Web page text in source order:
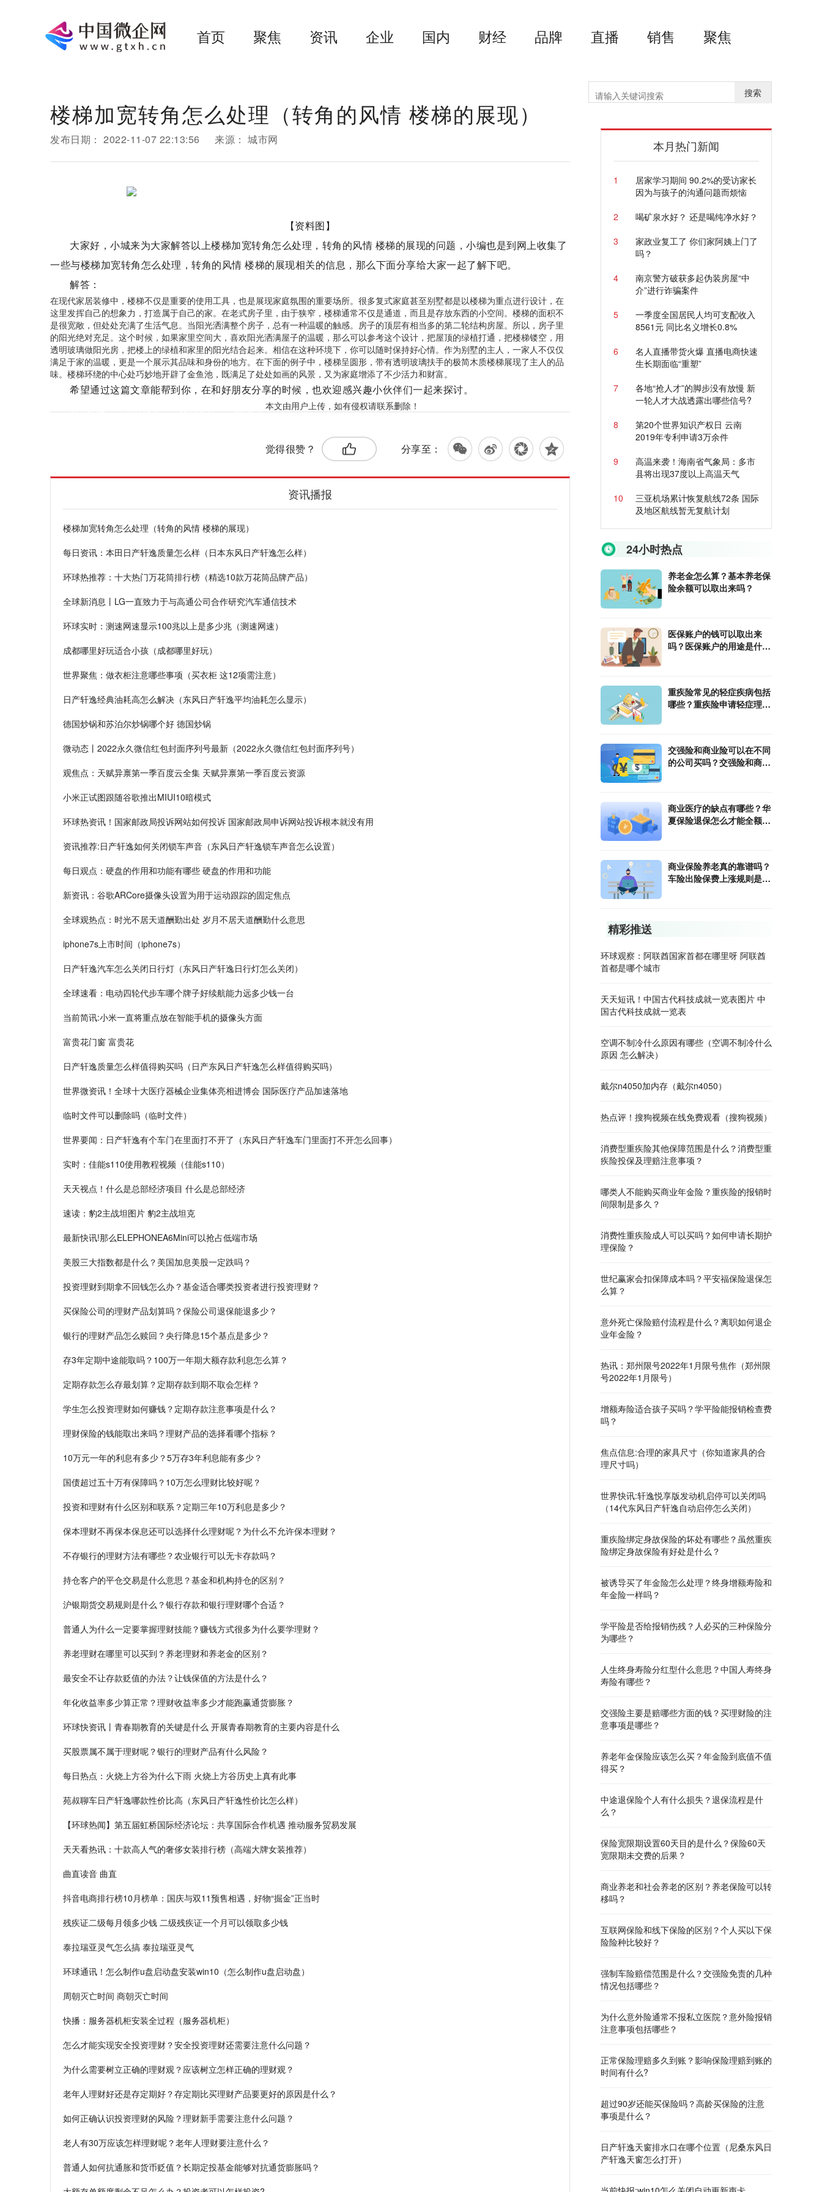
首页 聚焦 资讯 企业 国内 财经 品牌 直播 销售 聚焦
楼梯加宽转角怎么处理（转角的风情 楼梯的展现）
发布日期： 2022-11-07 22:13:56 来源： 城市网
【资料图】
大家好，小城来为大家解答以上楼梯加宽转角怎么处理，转角的风情 楼梯的展现的问题，小编也是到网上收集了
一些与楼梯加宽转角怎么处理，转角的风情 楼梯的展现相关的信息，那么下面分享给大家一起了解下吧。
解答：
在现代家居装修中，楼梯不仅是重要的使用工具，也是展现家庭氛围的重要场所。很多复式家庭甚至别墅都是以楼梯为重点进行设计，在
这里发挥自己的想象力，打造属于自己的家。在老式房子里，由于狭窄，楼梯通常不仅是通道，而且是存放东西的小空间。楼梯的面积不
是很宽敞，但处处充满了生活气息。当阳光洒满整个房子，总有一种温暖的触感。房子的顶层有相当多的第二轮结构房屋。所以，房子里
的阳光绝对充足。这个时候，如果家里空间大，喜欢阳光洒满屋子的温暖，那么可以参考这个设计，把屋顶的绿植打通，把楼梯镂空，用
透明玻璃做阳光房，把楼上的绿植和家里的阳光结合起来。相信在这种环境下，你可以随时保持好心情。作为别墅的主人，一家人不仅仅
满足于家的温暖，更是一个展示其品味和身份的地方。在下面的例子中，楼梯呈圆形，带有透明玻璃扶手的极简木质楼梯展现了主人的品
味。楼梯环绕的中心处巧妙地开辟了金鱼池，既满足了处处如画的风景，又为家庭增添了不少活力和财富。
希望通过这篇文章能帮到你，在和好朋友分享的时候，也欢迎感兴趣小伙伴们一起来探讨。
本文由用户上传，如有侵权请联系删除！
标签：
透明玻璃 结合起来 现代家居
觉得很赞？ 分享至：
资讯播报
楼梯加宽转角怎么处理（转角的风情 楼梯的展现）
每日资讯：本田日产轩逸质量怎么样（日本东风日产轩逸怎么样）
环球热推荐：十大热门万花筒排行榜（精选10款万花筒品牌产品）
全球新消息丨LG一直致力于与高通公司合作研究汽车通信技术
环球实时：测速网速显示100兆以上是多少兆（测速网速）
成都哪里好玩适合小孩（成都哪里好玩）
世界聚焦：做衣柜注意哪些事项（买衣柜 这12项需注意）
日产轩逸经典油耗高怎么解决（东风日产轩逸平均油耗怎么显示）
德国炒锅和苏泊尔炒锅哪个好 德国炒锅
微动态丨2022永久微信红包封面序列号最新（2022永久微信红包封面序列号）
观焦点：天赋异禀第一季百度云全集 天赋异禀第一季百度云资源
小米正试图跟随谷歌推出MIUI10暗模式
环球热资讯！国家邮政局投诉网站如何投诉 国家邮政局申诉网站投诉根本就没有用
资讯推荐:日产轩逸如何关闭锁车声音（东风日产轩逸锁车声音怎么设置）
每日观点：硬盘的作用和功能有哪些 硬盘的作用和功能
新资讯：谷歌ARCore摄像头设置为用于运动跟踪的固定焦点
全球观热点：时光不居天道酬勤出处 岁月不居天道酬勤什么意思
iphone7s上市时间（iphone7s）
日产轩逸汽车怎么关闭日行灯（东风日产轩逸日行灯怎么关闭）
全球速看：电动四轮代步车哪个牌子好续航能力远多少钱一台
当前简讯:小米一直将重点放在智能手机的摄像头方面
富贵花门窗 富贵花
日产轩逸质量怎么样值得购买吗（日产东风日产轩逸怎么样值得购买吗）
世界微资讯！全球十大医疗器械企业集体亮相进博会 国际医疗产品加速落地
临时文件可以删除吗（临时文件）
世界要闻：日产轩逸有个车门在里面打不开了（东风日产轩逸车门里面打不开怎么回事）
实时：佳能s110使用教程视频（佳能s110）
天天视点！什么是总部经济项目 什么是总部经济
速读：豹2主战坦图片 豹2主战坦克
最新快讯!那么ELEPHONEA6Mini可以抢占低端市场
美股三大指数都是什么？美国加息美股一定跌吗？
投资理财到期拿不回钱怎么办？基金适合哪类投资者进行投资理财？
买保险公司的理财产品划算吗？保险公司退保能退多少？
银行的理财产品怎么赎回？央行降息15个基点是多少？
存3年定期中途能取吗？100万一年期大额存款利息怎么算？
定期存款怎么存最划算？定期存款到期不取会怎样？
学生怎么投资理财如何赚钱？定期存款注意事项是什么？
理财保险的钱能取出来吗？理财产品的选择看哪个指标？
10万元一年的利息有多少？5万存3年利息能有多少？
国债超过五十万有保障吗？10万怎么理财比较好呢？
投资和理财有什么区别和联系？定期三年10万利息是多少？
保本理财不再保本保息还可以选择什么理财呢？为什么不允许保本理财？
不存银行的理财方法有哪些？农业银行可以无卡存款吗？
持仓客户的平仓交易是什么意思？基金和机构持仓的区别？
沪银期货交易规则是什么？银行存款和银行理财哪个合适？
普通人为什么一定要掌握理财技能？赚钱方式很多为什么要学理财？
养老理财在哪里可以买到？养老理财和养老金的区别？
最安全不让存款贬值的办法？让钱保值的方法是什么？
年化收益率多少算正常？理财收益率多少才能跑赢通货膨胀？
环球快资讯丨青春期教育的关键是什么 开展青春期教育的主要内容是什么
买股票属不属于理财呢？银行的理财产品有什么风险？
每日热点：火烧上方谷为什么下雨 火烧上方谷历史上真有此事
苑叔聊车日产轩逸哪款性价比高（东风日产轩逸性价比怎么样）
【环球热闻】第五届虹桥国际经济论坛：共享国际合作机遇 推动服务贸易发展
天天看热讯：十款高人气的奢侈女装排行榜（高端大牌女装推荐）
曲直读音 曲直
抖音电商排行榜10月榜单：国庆与双11预售相遇，好物“掘金”正当时
残疾证二级每月领多少钱 二级残疾证一个月可以领取多少钱
泰拉瑞亚灵气怎么搞 泰拉瑞亚灵气
环球通讯！怎么制作u盘启动盘安装win10（怎么制作u盘启动盘）
周朝灭亡时间 商朝灭亡时间
快播：服务器机柜安装全过程（服务器机柜）
怎么才能实现安全投资理财？安全投资理财还需要注意什么问题？
为什么需要树立正确的理财观？应该树立怎样正确的理财观？
老年人理财好还是存定期好？存定期比买理财产品要更好的原因是什么？
如何正确认识投资理财的风险？理财新手需要注意什么问题？
老人有30万应该怎样理财呢？老年人理财要注意什么？
普通人如何抗通胀和货币贬值？长期定投基金能够对抗通货膨胀吗？
搜索
本月热门新闻
1
居家学习期间 90.2%的受访家长
因为与孩子的沟通问题而烦恼
2
喝矿泉水好？ 还是喝纯净水好？
3
家政业复工了 你们家阿姨上门了
吗？
4
南京警方破获多起伪装房屋“中
介”进行诈骗案件
5
一季度全国居民人均可支配收入
8561元 同比名义增长0.8%
6
名人直播带货火爆 直播电商快速
生长期面临“重塑”
7
各地“抢人才”的脚步没有放慢 新
一轮人才大战透露出哪些信号?
8
第20个世界知识产权日 云南
2019年专利申请3万余件
9
高温来袭！海南省气象局：多市
县将出现37度以上高温天气
10
三亚机场累计恢复航线72条 国际
及地区航线暂无复航计划
24小时热点
养老金怎么算？基本养老保
险余额可以取出来吗？
医保账户的钱可以取出来
吗？医保账户的用途是什
重疾险常见的轻症疾病包括
哪些？重疾险申请轻症理赔
交强险和商业险可以在不同
的公司买吗？交强险和商业
商业医疗的缺点有哪些？华
夏保险退保怎么才能全额退
商业保险养老真的靠谱吗？
车险出险保费上涨规则是什
精彩推送
环球观察：阿联酋国家首都在哪里呀 阿联酋
首都是哪个城市
天天短讯！中国古代科技成就一览表图片 中
国古代科技成就一览表
空调不制冷什么原因有哪些（空调不制冷什么
原因 怎么解决）
戴尔n4050加内存（戴尔n4050）
热点评！搜狗视频在线免费观看（搜狗视频）
消费型重疾险其他保障范围是什么？消费型重
疾险投保及理赔注意事项？
哪类人不能购买商业年金险？重疾险的报销时
间限制是多久？
消费性重疾险成人可以买吗？如何申请长期护
理保险？
世纪赢家会扣保障成本吗？平安福保险退保怎
么算？
意外死亡保险赔付流程是什么？离职如何退企
业年金险？
热讯：郑州限号2022年1月限号焦作（郑州限
号2022年1月限号）
增额寿险适合孩子买吗？学平险能报销检查费
吗？
焦点信息:合理的家具尺寸（你知道家具的合
理尺寸吗）
世界快讯:轩逸悦享版发动机启停可以关闭吗
（14代东风日产轩逸自动启停怎么关闭）
重疾险绑定身故保险的坏处有哪些？虽然重疾
险绑定身故保险有好处是什么？
被诱导买了年金险怎么处理？终身增额寿险和
年金险一样吗？
学平险是否给报销伤残？人必买的三种保险分
为哪些？
人生终身寿险分红型什么意思？中国人寿终身
寿险有哪些？
交强险主要是赔哪些方面的钱？买理财险的注
意事项是哪些？
养老年金保险应该怎么买？年金险到底值不值
得买？
中途退保险个人有什么损失？退保流程是什
么？
保险宽限期设置60天目的是什么？保险60天
宽限期未交费的后果？
商业养老和社会养老的区别？养老保险可以转
移吗？
互联网保险和线下保险的区别？个人买以下保
险险种比较好？
强制车险赔偿范围是什么？交强险免责的几种
情况包括哪些？
为什么意外险通常不报私立医院？意外险报销
注意事项包括哪些？
正常保险理赔多久到账？影响保险理赔到账的
时间有什么?
超过90岁还能买保险吗？高龄买保险的注意
事项是什么？
日产轩逸天窗排水口在哪个位置（尼桑东风日
产轩逸天窗怎么打开）